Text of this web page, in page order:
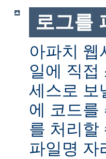
로그를
아파치 웹
일에 직접
세스로 보
에 코드를
를 처리할
파일명 자